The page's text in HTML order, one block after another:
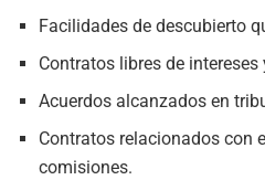
Facilidades de descubierto
Contratos libres de intereses
Acuerdos alcanzados en
Contratos relacionados con
comisiones.